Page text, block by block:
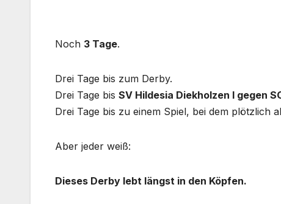
Noch 3 Tage.
Drei Tage bis zum Derby.
Drei Tage bis SV Hildesia Diekholzen I gegen
Drei Tage bis zu einem Spiel, bei dem plötzlich
Aber jeder weiß:
Dieses Derby lebt längst in den Köpfen.